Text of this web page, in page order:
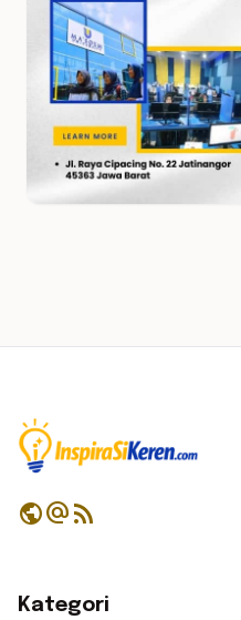
publicalternate_emailrss_feed
Kategori